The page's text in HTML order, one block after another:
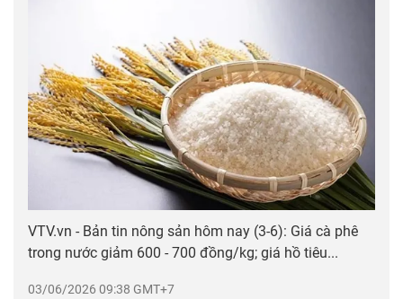
03/06/2026 09:38 GMT+7
VTV.vn - Bản tin nông sản hôm nay (3-6): Giá cà phê
trong nước giảm 600 - 700 đồng/kg; giá hồ tiêu...